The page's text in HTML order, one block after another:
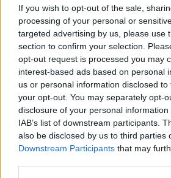
If you wish to opt-out of the sale,
processing of your personal or
targeted advertising by us, please use
section to confirm your selection.
opt-out request is processed you may
interest-based ads based on personal
us or personal information disclosed
your opt-out. You may separately opt-
disclosure of your personal
IAB’s list of downstream participants.
also be disclosed by us to third parties
Downstream Participants that may
yacimiento fueron explotados
antigüedad hasta tiempos muy
encontrado en la cima del cerro
utensilios mineros de finales de la
relacionados con el mítico reino
a. C.).
La observación, desde la cima,
con una enorme e inclinada
Sierra que discurre desde Zorita